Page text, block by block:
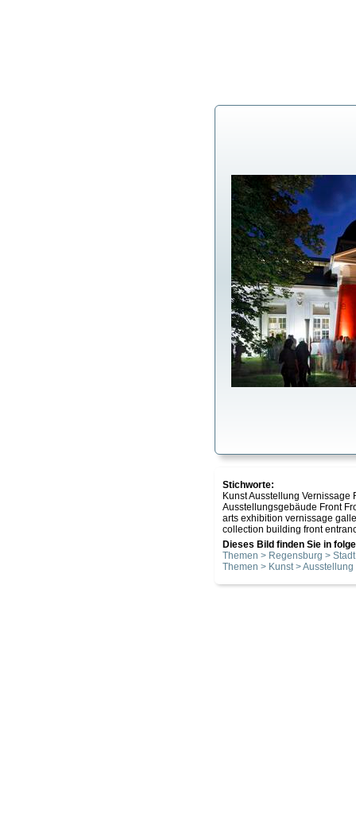
Stichworte:
Kunst Ausstellung
Ausstellungsgebäude Front
arts exhibition vernissage
collection building front
Dieses Bild finden Sie in
Themen > Regensburg > Stadt
Themen > Kunst > Ausstellung